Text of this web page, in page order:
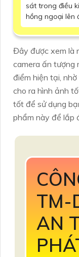
sát trong điều
hồng ngoại lên
Đây được xem là
camera ấn tượng
điểm hiện tại,
cho ra hình ảnh
tốt để sử dụng
phẩm này để lắp
TM-
AN